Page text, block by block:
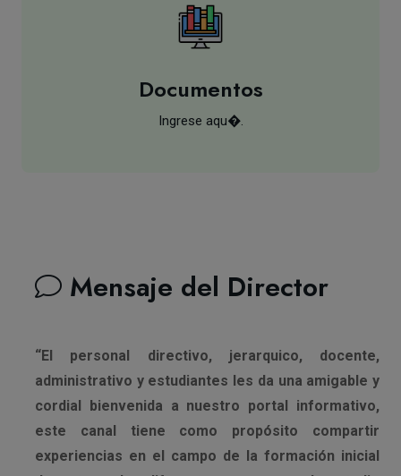
Documentos
Ingrese aqu�.
Mensaje del Director
“El personal directivo, jerarquico, docente,
administrativo y estudiantes les da una amigable y
cordial bienvenida a nuestro portal informativo,
este canal tiene como propósito compartir
experiencias en el campo de la formación inicial